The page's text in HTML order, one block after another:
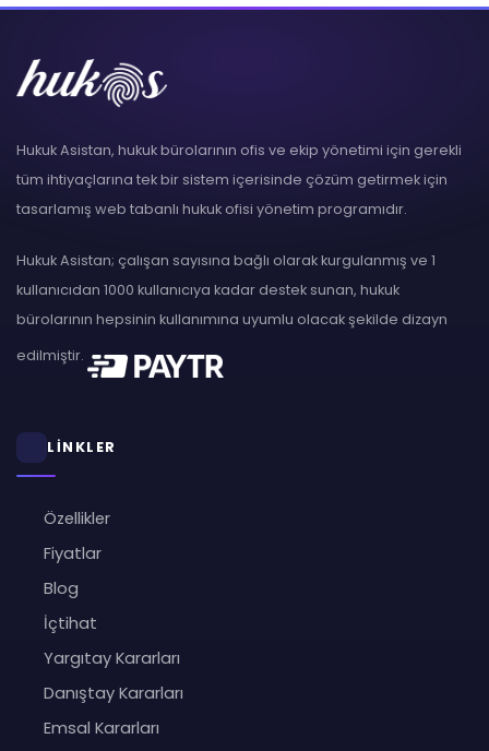
Hukuk Asistan, hukuk bürolarının ofis ve ekip yönetimi için gerekli
tüm ihtiyaçlarına tek bir sistem içerisinde çözüm getirmek için
tasarlamış web tabanlı hukuk ofisi yönetim programıdır.
Hukuk Asistan; çalışan sayısına bağlı olarak kurgulanmış ve 1
kullanıcıdan 1000 kullanıcıya kadar destek sunan, hukuk
bürolarının hepsinin kullanımına uyumlu olacak şekilde dizayn
edilmiştir.
LİNKLER
Özellikler
Fiyatlar
Blog
İçtihat
Yargıtay Kararları
Danıştay Kararları
Emsal Kararları